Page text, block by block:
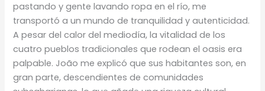
pastando y gente lavando ropa en el río, me
transportó a un mundo de tranquilidad y autenticidad.
A pesar del calor del mediodía, la vitalidad de los
cuatro pueblos tradicionales que rodean el oasis era
palpable. João me explicó que sus habitantes son, en
gran parte, descendientes de comunidades